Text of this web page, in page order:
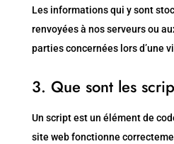
Les informations qui y sont
renvoyées à nos serveurs ou
parties concernées lors d’une
3. Que sont les
Un script est un élément de
site web fonctionne